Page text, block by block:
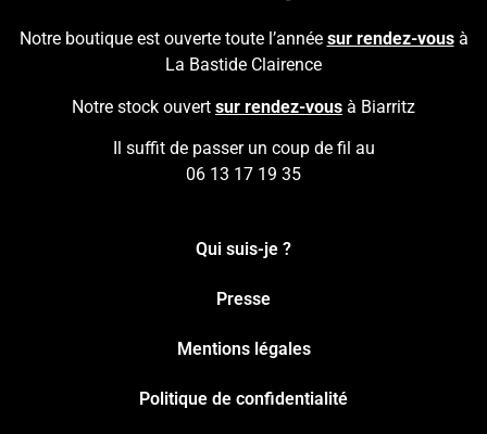
Notre boutique est ouverte toute l’année sur rendez-vousà
La Bastide Clairence
Notre stock ouvert sur rendez-vous à Biarritz
Il suffit de passer un coup de fil au
06 13 17 19 35
Qui suis-je ?
Presse
Mentions légales
Politique de confidentialité